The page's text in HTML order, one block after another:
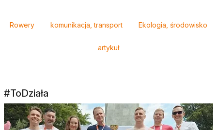
Rowery komunikacja, transport Ekologia, środowisko
artykuł
#ToDziała